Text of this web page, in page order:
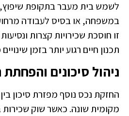
לשמש בית מעבר בתקופת שיפוץ,
במשפחה, או בסיס לעבודה
זו חוסכת שכירויות קצרות
תכנון חיים רגוע יותר בזמן
ניהול סיכונים
החזקת נכס נוסף מפזרת סיכון
מקומית שונה. כאשר שוק